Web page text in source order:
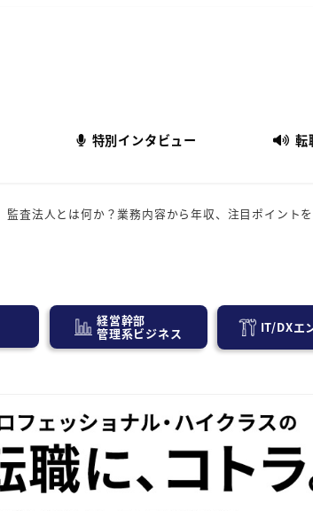
特別インタビュー 転
監査法人とは何か？業務内容から年収、注目ポイント
経営幹部
管理系ビジネス IT/DXエ